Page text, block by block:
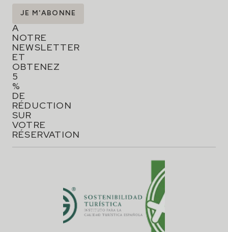
ABONNEZ-
VOUS
À
NOTRE
NEWSLETTER
ET
OBTENEZ
5
%
DE
RÉDUCTION
SUR
VOTRE
RÉSERVATION
JE M'ABONNE